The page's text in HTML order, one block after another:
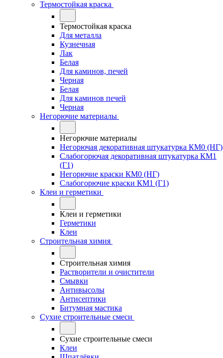
Термостойкая краска
Термостойкая краска
Для металла
Кузнечная
Лак
Белая
Для каминов, печей
Черная
Белая
Для каминов печей
Черная
Негорючие материалы
Негорючие материалы
Негорючая декоративная штукатурка КМ0 (НГ)
Слабогорючая декоративная штукатурка КМ1
(Г1)
Негорючие краски КМ0 (НГ)
Слабогорючие краски КМ1 (Г1)
Клеи и герметики
Клеи и герметики
Герметики
Клеи
Строительная химия
Строительная химия
Растворители и очистители
Смывки
Антивысолы
Антисептики
Битумная мастика
Сухие строительные смеси
Сухие строительные смеси
Клеи